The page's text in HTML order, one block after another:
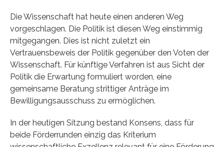
Die Wissenschaft hat heute einen anderen Weg
vorgeschlagen. Die Politik ist diesen Weg einstimmig
mitgegangen. Dies ist nicht zuletzt ein
Vertrauensbeweis der Politik gegenüber den Voten der
Wissenschaft. Für künftige Verfahren ist aus Sicht der
Politik die Erwartung formuliert worden, eine
gemeinsame Beratung strittiger Anträge im
Bewilligungsausschuss zu ermöglichen.
In der heutigen Sitzung bestand Konsens, dass für
beide Förderrunden einzig das Kriterium